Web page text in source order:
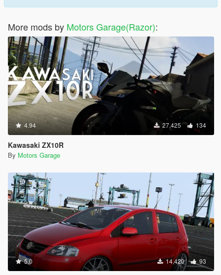
More mods by Motors Garage(Razor):
4.94 27,425 134
Kawasaki ZX10R
By Motors Garage
5.0 14,420 93